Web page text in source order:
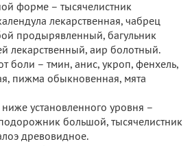
форме – тысячелистник
лекарственная, чабрец
продырявленный, багульник
лекарственный, аир болотный.
боли – тмин, анис, укроп, фенхель,
пижма обыкновенная, мята
ниже установленного уровня –
большой, тысячелистник
древовидное.